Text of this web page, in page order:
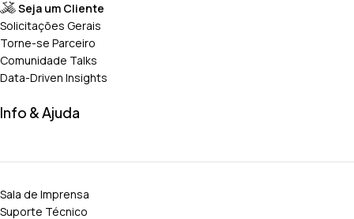
Seja um Cliente
Solicitações Gerais
Torne-se Parceiro
Comunidade Talks
Data-Driven Insights
Info & Ajuda
Sala de Imprensa
Suporte Técnico